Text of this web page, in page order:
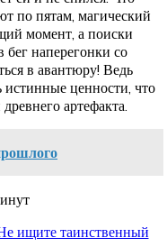
по пятам, магический
момент, а поиски
бег наперегонки со
в авантюру! Ведь
истинные ценности, что
артефакта.